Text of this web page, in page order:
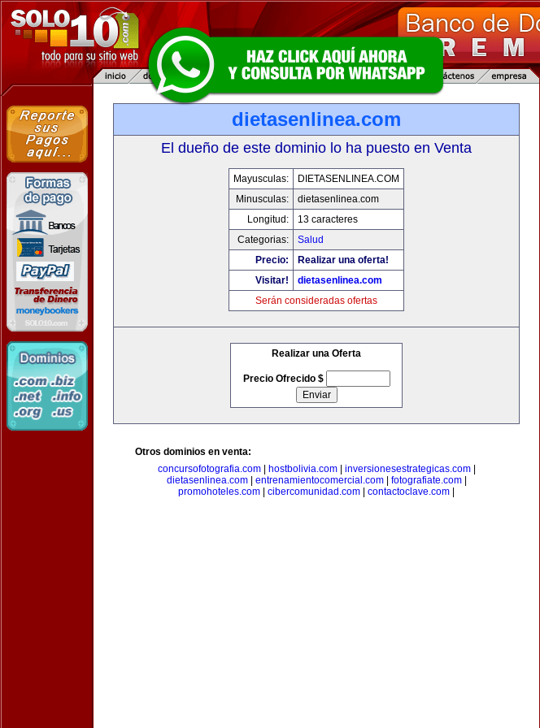
dietasenlinea.com
El dueño de este dominio lo ha puesto en Venta
Mayusculas:
DIETASENLINEA.COM
Minusculas:
dietasenlinea.com
Longitud:
13 caracteres
Categorias:
Salud
Precio:
Realizar una oferta!
Visitar!
dietasenlinea.com
Serán consideradas ofertas
Realizar una Oferta
Precio Ofrecido $
Otros dominios en venta:
concursofotografia.com| hostbolivia.com| inversionesestrategicas.com|
dietasenlinea.com| entrenamientocomercial.com| fotografiate.com|
promohoteles.com
cibercomunidad.com contactoclave.com